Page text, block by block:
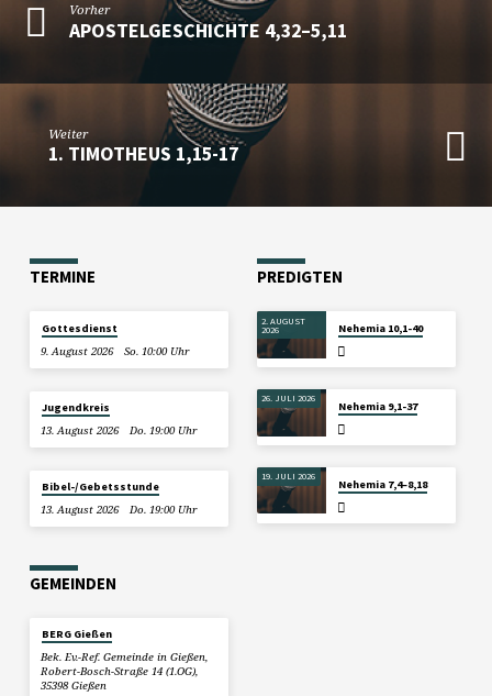
Vorher
APOSTELGESCHICHTE 4,32–5,11
Weiter
1. TIMOTHEUS 1,15-17
TERMINE
Gottesdienst
9. August 2026
So. 10:00 Uhr
Jugendkreis
13. August 2026
Do. 19:00 Uhr
Bibel-/Gebetsstunde
13. August 2026
Do. 19:00 Uhr
PREDIGTEN
2. AUGUST
2026 Nehemia 10,1-40
26. JULI 2026
Nehemia 9,1-37
19. JULI 2026
Nehemia 7,4–8,18
GEMEINDEN
BERG Gießen
Bek. Ev.-Ref. Gemeinde in Gießen,
Robert-Bosch-Straße 14 (1.OG),
35398 Gießen